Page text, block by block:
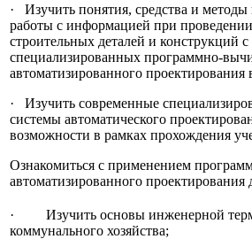
· Изучить понятия, средства и
работы с информацией при
строительных деталей и конструкций
специализированных программно-
автоматизированного
· Изучить современные
системы автоматического
возможности в рамках прохождения
Ознакомиться с применением
автоматизированного
· Изучить основы инженерной
коммунального хозяйства;